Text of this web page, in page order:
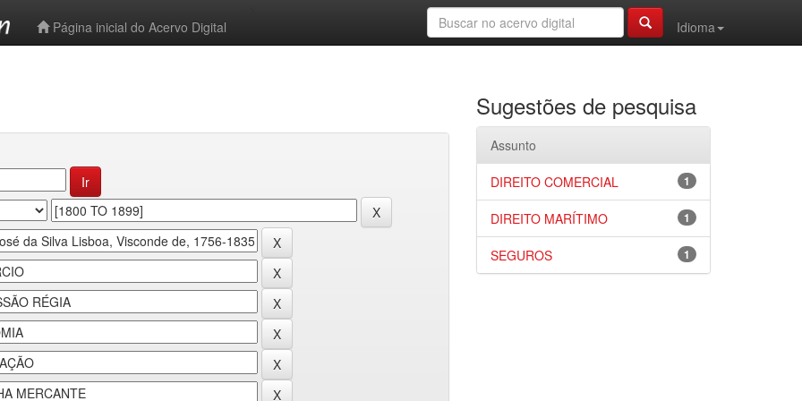
Página inicial do Acervo Digital
Idioma
Sugestões de pesquisa
Assunto
1
DIREITO COMERCIAL
1
DIREITO MARÍTIMO
1
SEGUROS